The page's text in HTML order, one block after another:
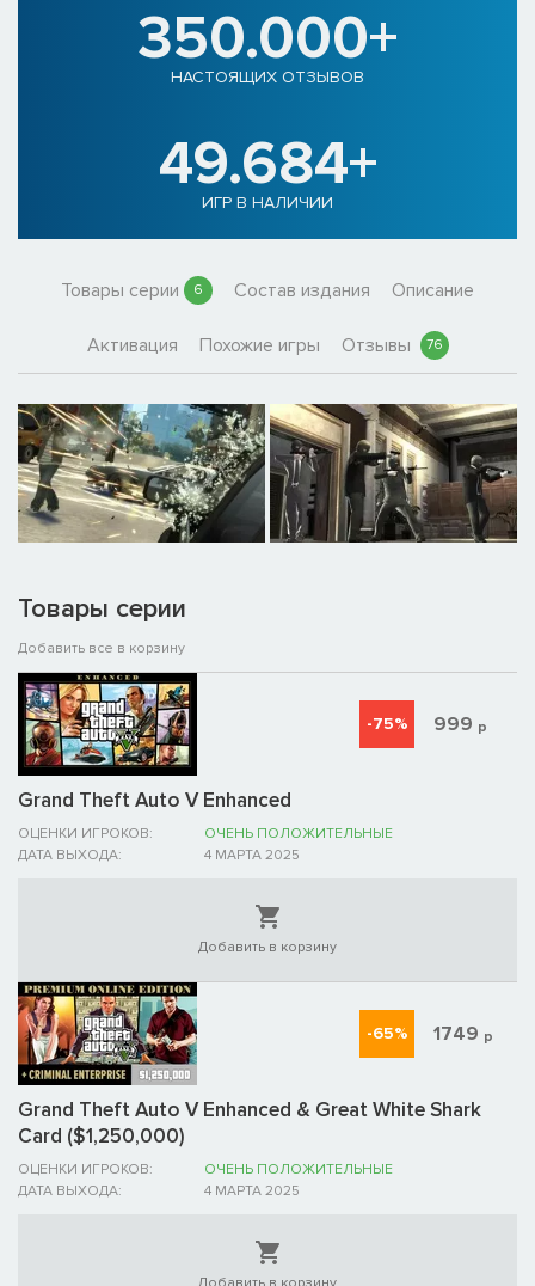
350.000+
НАСТОЯЩИХ ОТЗЫВОВ
49.684+
ИГР В НАЛИЧИИ
Товары серии 6 Состав издания Описание
Активация Похожие игры Отзывы 76
Товары серии
Добавить все в корзину
Grand Theft Auto V Enhanced
ОЦЕНКИ ИГРОКОВ:
ОЧЕНЬ ПОЛОЖИТЕЛЬНЫЕ
ДАТА ВЫХОДА:
4 МАРТА 2025
-75% 999 р
Добавить в корзину
Grand Theft Auto V Enhanced & Great White Shark
Card ($1,250,000)
ОЦЕНКИ ИГРОКОВ:
ОЧЕНЬ ПОЛОЖИТЕЛЬНЫЕ
ДАТА ВЫХОДА:
4 МАРТА 2025
-65% 1749 р